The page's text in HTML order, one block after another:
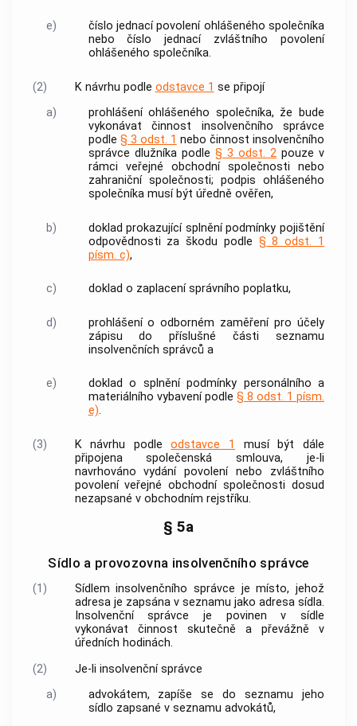
e)
číslo jednací povolení ohlášeného společníka
nebo číslo jednací zvláštního povolení
ohlášeného společníka.
(2) K návrhu podle odstavce 1 se připojí
a)
prohlášení ohlášeného společníka, že bude
vykonávat činnost insolvenčního správce
podle § 3 odst. 1 nebo činnostinsolvenčního
správce dlužníka podle § 3 odst. 2pouze v
rámci veřejné obchodní společnosti nebo
zahraniční společnosti; podpis ohlášeného
společníka musí být úředně ověřen,
b)
doklad prokazující splnění podmínky pojištění
odpovědnosti za škodu podle § 8 odst. 1
písm. c),
c) doklad o zaplacení správního poplatku,
d)
prohlášení o odborném zaměření pro účely
zápisu do příslušné části seznamu
insolvenčních správců a
e)
doklad o splnění podmínky personálního a
materiálního vybavení podle § 8 odst. 1 písm.
e).
(3) K návrhu podleodstavce 1
musí být dále
připojena společenská smlouva, je-li
navrhováno vydání povolení nebo zvláštního
povolení veřejné obchodní společnosti dosud
nezapsané v obchodním rejstříku.
§ 5a
Sídlo a provozovna insolvenčního správce
(1) Sídleminsolvenčního správce je místo, jehož
adresa je zapsána v seznamu jako adresa sídla.
Insolvenční správce je povinen v sídle
vykonávat činnost skutečně a převážně v
úředních hodinách.
(2)
Je-li insolvenční správce
a)
advokátem, zapíše se do seznamu jeho
sídlo zapsané v seznamu advokátů,